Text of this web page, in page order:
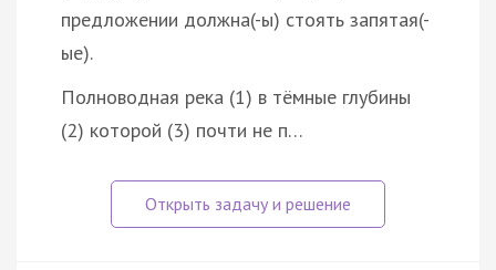
предложении должна(-ы) стоять запятая(-
ые).
Полноводная река (1) в тёмные глубины
(2) которой (3) почти не п…